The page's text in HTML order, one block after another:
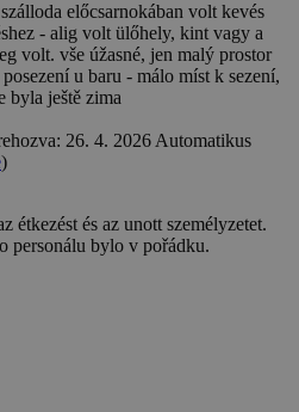
előcsarnokában volt kevés
- alig volt ülőhely, kint vagy a
volt. vše úžasné, jen malý prostor
u baru - málo míst k sezení,
byla ještě zima
26. 4. 2026Automatikus
)
étkezést és az unott személyzetet.
personálu bylo v pořádku.